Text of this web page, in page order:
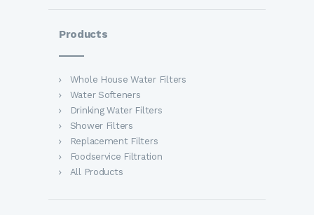
Products
Whole House Water Filters
Water Softeners
Drinking Water Filters
Shower Filters
Replacement Filters
Foodservice Filtration
All Products